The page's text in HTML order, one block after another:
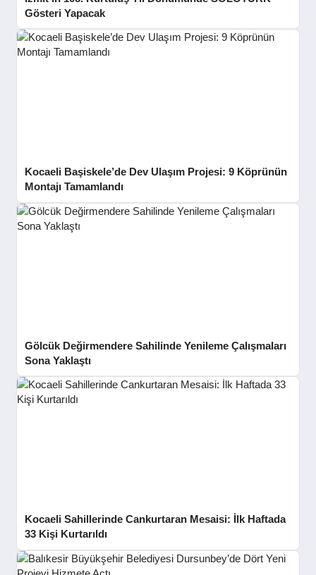
Gösteri Yapacak
Kocaeli Başiskele’de Dev Ulaşım Projesi: 9 Köprünün
Montajı Tamamlandı
Gölcük Değirmendere Sahilinde Yenileme Çalışmaları
Sona Yaklaştı
Kocaeli Sahillerinde Cankurtaran Mesaisi: İlk Haftada
33 Kişi Kurtarıldı